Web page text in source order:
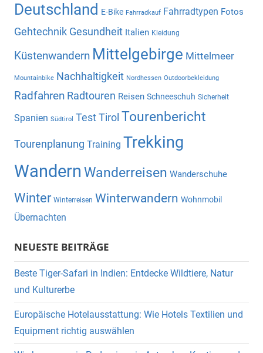
Deutschland E-Bike Fahrradkauf Fahrradtypen Fotos
Gehtechnik Gesundheit Italien Kleidung
Küstenwandern Mittelgebirge Mittelmeer
Mountainbike Nachhaltigkeit Nordhessen Outdoorbekleidung
Radfahren Radtouren Reisen Schneeschuh Sicherheit
Spanien Südtirol TestTirol Tourenbericht
Tourenplanung Training Trekking
Wandern Wanderreisen Wanderschuhe
Winter Winterreisen Winterwandern Wohnmobil
Übernachten
NEUESTE BEITRÄGE
Beste Tiger-Safari in Indien: Entdecke Wildtiere, Natur
und Kulturerbe
Europäische Hotelausstattung: Wie Hotels Textilien und
Equipment richtig auswählen